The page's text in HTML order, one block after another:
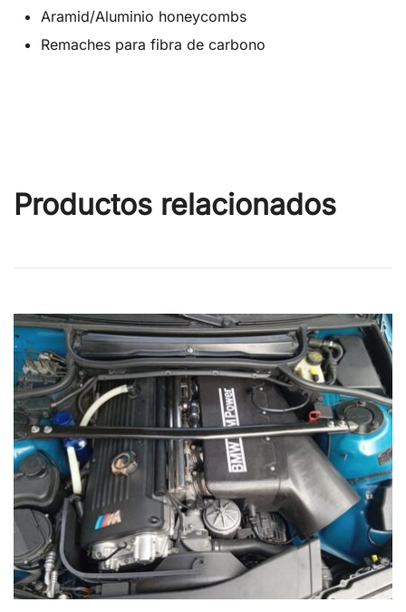
Aramid/Aluminio honeycombs
Remaches para fibra de carbono
Productos relacionados